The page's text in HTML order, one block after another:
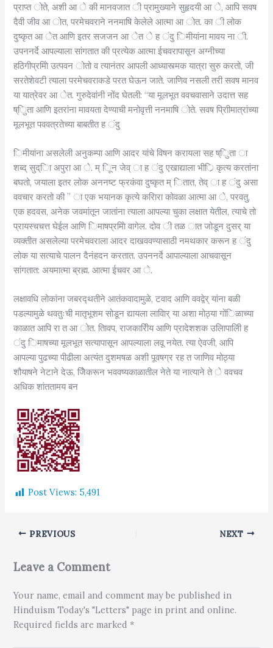
प्राप्त ोते, अशी आ े की मानवजात ी प्रामुख्याने सुहृदयी आ े, आपि सवष
दैवी जीव आ ोत, परमेचवराने ननमाषि केलेले आत्मा आ ोत. का ी लोक
दुष्कृत आ ेत आणि इतर सजजन आ ेत े ह ंदु िमीयांना मावय ना ी.
उपननर्दे आपल्याला सांगतात की प्रत्येक आत्मा ईचवरापासून अग्नीच्या
हठिगीप्रमािे उत्पवन ोतो व त्यानंतर आपली आध्यास्त्मक यात्रा सुरु करतो, जी
सरतेशेवटी त्याला परमेचवराकडे परत घेऊन जाते. जाणिव नसली तरी सवष मानव
या यात्रेवर आ ेत. गुरुदेवांनी नोंद घेतली: “या मूलभूत ववचवासाने उदात्त सह
ष्िुता आणि इतरांना मावयता देण्याची मनोवृत्ती ननमाषि ोते. सवष प्रािीमात्रांच्या
मूलभूत पववत्रतेच्या बाबतीत ह ंदु
िमीयांना असलेली अनुकम्पा आणि आदर यांचे विषन करायला सह ष्िुता ा
शब्द् सुद्िा अपुरा आ े. म् िून जेव् ा ह ंदु एखाद्याला भीर्ि कृत्य करतांना
बघतो, जयाला इतर लोक अननष्ट फ्रकंवा दुष्कृत म् ितात, तेव् ा ह ंदु असा
ववचार करतो की ” ा एक भयानक कृत्ये करिारा कोवळा आत्मा आ े, परवतु,
एक हदवस, अनेक जवमांतून जातांना त्याला आपल्या चुका लक्षात येतील, त्याचे तो
प्रायस्चचत्त घेईल आणि िमाषप्रमािे वागेल. दोव ी तळ ात जोडून दुसर् या
व्यक्तीत असलेल्या परमेचवराला आदर दाखववण्यासाठी नमथकार करून ह ंदु
लोक या सत्याचे पालन दैनंहदन करतात. उपननर्दे आपाल्याला आचवासून
सांगतात: अयमात्मा ब्रह्म. आत्मा ईचवर आ े.
लक्षावधि लोकांना जबरद्थतीने आतंकवादामुळे, टवाद आणि ववद्वेर् यांना बळी
पडल्यामुळे थवतुःची मातृभूशम सोडून द्यायला लाविार् या अशा मोठ्या गोंिळाच्या
काळात आपि रा त आ ोत. तिावप, राजकारिीय आणि प्रादेशशक उलिापालिी ह
ंदु िमाषच्या मूलभूत सत्यापासून आपल्याला लवू नयेत. त्या ऐवजी, आपि
आपल्या पुढच्या पीढीला अत्यंत दुशमषळ अशी पूवषग्र रह त जाणिव मोठ्या
शौयाषने नेटाने देऊ, जेिेकरून भववष्यकाळातील नेते या नात्याने ते े ववचव
अधिक शांततामय बन
Post Views: 5,491
PREVIOUS NEXT
Leave a Comment
Your name, email and comment may be published in
Hinduism Today's "Letters" page in print and online.
Required fields are marked *